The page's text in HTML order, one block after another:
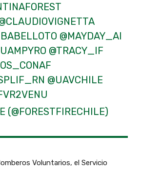
@MAYDAY_AI
@TRACY_IF
@UAVCHILE
(@FORESTFIRECHILE)
Voluntarios, el Servicio